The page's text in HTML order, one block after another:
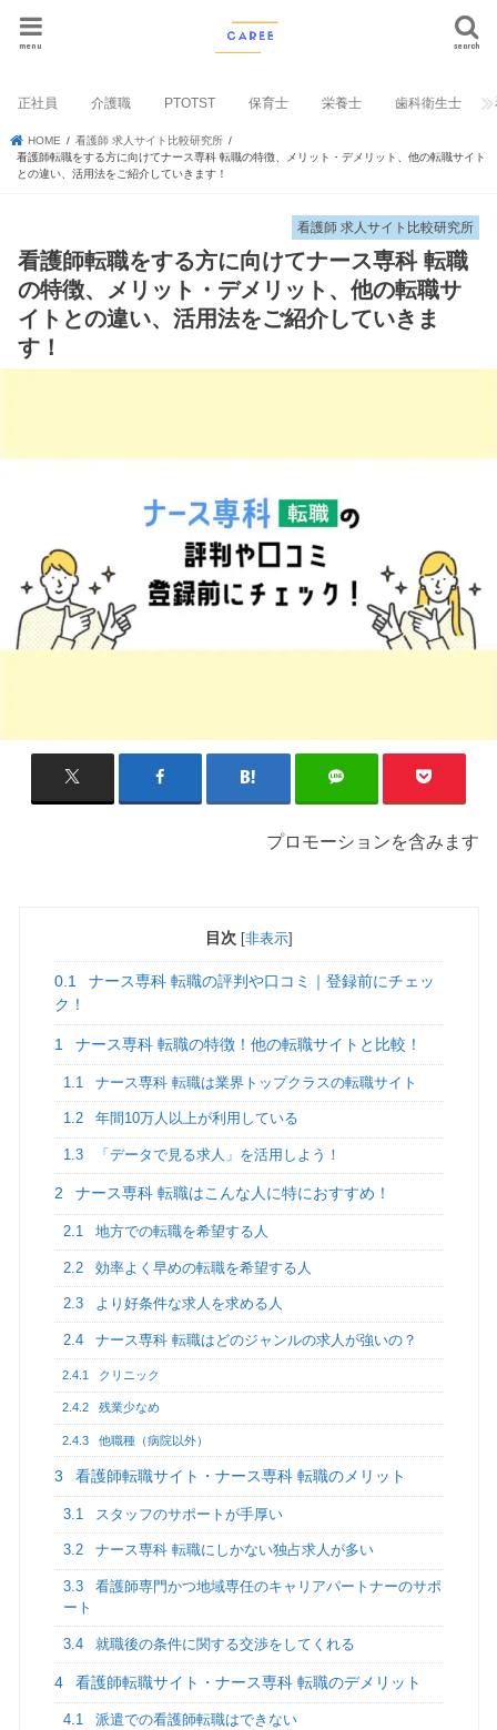
search
menu
正社員 介護職 PTOTST 保育士 栄養士 歯科衛生士
HOME
看護師 求人サイト比較研究所
看護師転職をする方に向けてナース専科 転職の特徴、メリット・デメリット、他の転職サイト
との違い、活用法をご紹介していきます！
看護師 求人サイト比較研究所
看護師転職をする方に向けてナース専科 転職
の特徴、メリット・デメリット、他の転職サ
イトとの違い、活用法をご紹介していきま
す！
プロモーションを含みます
目次 [非表示]
0.1
ナース専科 転職の評判や口コミ｜登録前にチェッ
ク！
1 ナース専科 転職の特徴！他の転職サイトと比較！
1.1 ナース専科 転職は業界トップクラスの転職サイト
1.2 年間10万人以上が利用している
1.3 「データで見る求人」を活用しよう！
2 ナース専科 転職はこんな人に特におすすめ！
2.1 地方での転職を希望する人
2.2 効率よく早めの転職を希望する人
2.3 より好条件な求人を求める人
2.4 ナース専科 転職はどのジャンルの求人が強いの？
2.4.1 クリニック
2.4.2 残業少なめ
2.4.3 他職種（病院以外）
3 看護師転職サイト・ナース専科 転職のメリット
3.1 スタッフのサポートが手厚い
3.2 ナース専科 転職にしかない独占求人が多い
3.3
看護師専門かつ地域専任のキャリアパートナーのサポ
ート
3.4 就職後の条件に関する交渉をしてくれる
4 看護師転職サイト・ナース専科 転職のデメリット
4.1 派遣での看護師転職はできない